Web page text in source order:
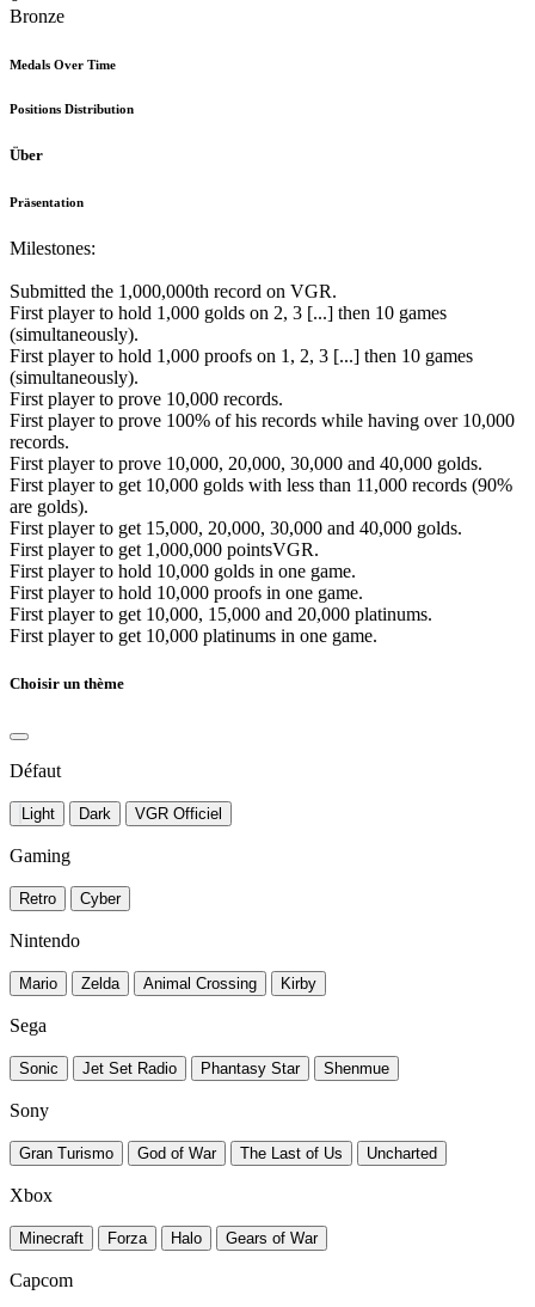
Bronze
Medals Over Time
Positions Distribution
Über
Präsentation
Milestones:
Submitted the 1,000,000th record on VGR.
First player to hold 1,000 golds on 2, 3 [...] then 10 games
(simultaneously).
First player to hold 1,000 proofs on 1, 2, 3 [...] then 10 games
(simultaneously).
First player to prove 10,000 records.
First player to prove 100% of his records while having over 10,000
records.
First player to prove 10,000, 20,000, 30,000 and 40,000 golds.
First player to get 10,000 golds with less than 11,000 records (90%
are golds).
First player to get 15,000, 20,000, 30,000 and 40,000 golds.
First player to get 1,000,000 pointsVGR.
First player to hold 10,000 golds in one game.
First player to hold 10,000 proofs in one game.
First player to get 10,000, 15,000 and 20,000 platinums.
First player to get 10,000 platinums in one game.
Choisir un thème
Défaut
Light Dark VGR Officiel
Gaming
Retro Cyber
Nintendo
Mario Zelda Animal Crossing Kirby
Sega
Sonic Jet Set Radio Phantasy Star Shenmue
Sony
Gran Turismo God of War The Last of Us Uncharted
Xbox
Minecraft Forza Halo Gears of War
Capcom